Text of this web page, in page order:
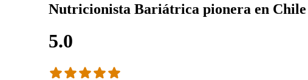
Nutricionista Bariátrica pionera en
5.0